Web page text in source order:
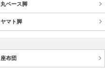
丸ベース脚
ヤマト脚
座布団